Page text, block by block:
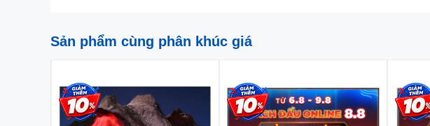
Sản phẩm cùng phân khúc giá